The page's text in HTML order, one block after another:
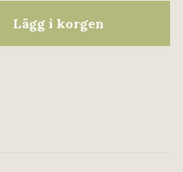
Lägg i korgen